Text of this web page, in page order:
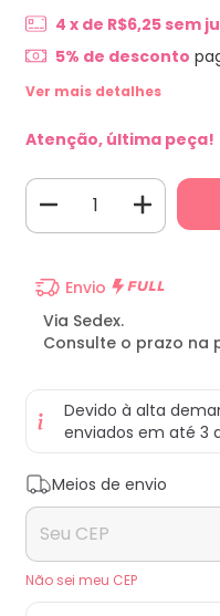
4 x de R$6,25 sem
5% de desconto
Ver mais detalhes
Atenção, última peça!
Envio
Via Sedex.
Consulte o prazo na
Devido à alta
enviados em até 3
Entregas para o CEP:
Meios de envio
Não sei meu CEP